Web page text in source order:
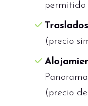
permitido
(precio
(precio